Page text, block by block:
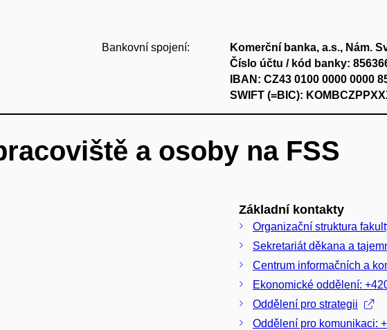
Bankovní spojení:
Komerční banka, a.s., Nám.
Číslo účtu / kód banky:
IBAN: CZ43 0100 0000 0000
SWIFT (=BIC):
a osoby na FSS
Základní kontakty
Organizační struktura
Sekretariát děkana a
Centrum informačních a
Ekonomické oddělení:
Oddělení pro strategii
Oddělení pro komunikaci: